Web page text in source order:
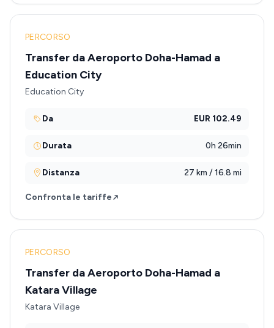
PERCORSO
Transfer da Aeroporto Doha-Hamad a
Education City
Education City
Da EUR 102.49
Durata 0h 26min
Distanza 27 km / 16.8 mi
Confronta le tariffe
PERCORSO
Transfer da Aeroporto Doha-Hamad a
Katara Village
Katara Village